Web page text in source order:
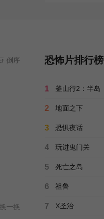
倒序
一换
恐怖片排行榜
1 釜山行2：半岛
2 地面之下
3 恐惧夜话
4 玩进鬼门关
5 死亡之岛
6 祖鲁
7 X圣治